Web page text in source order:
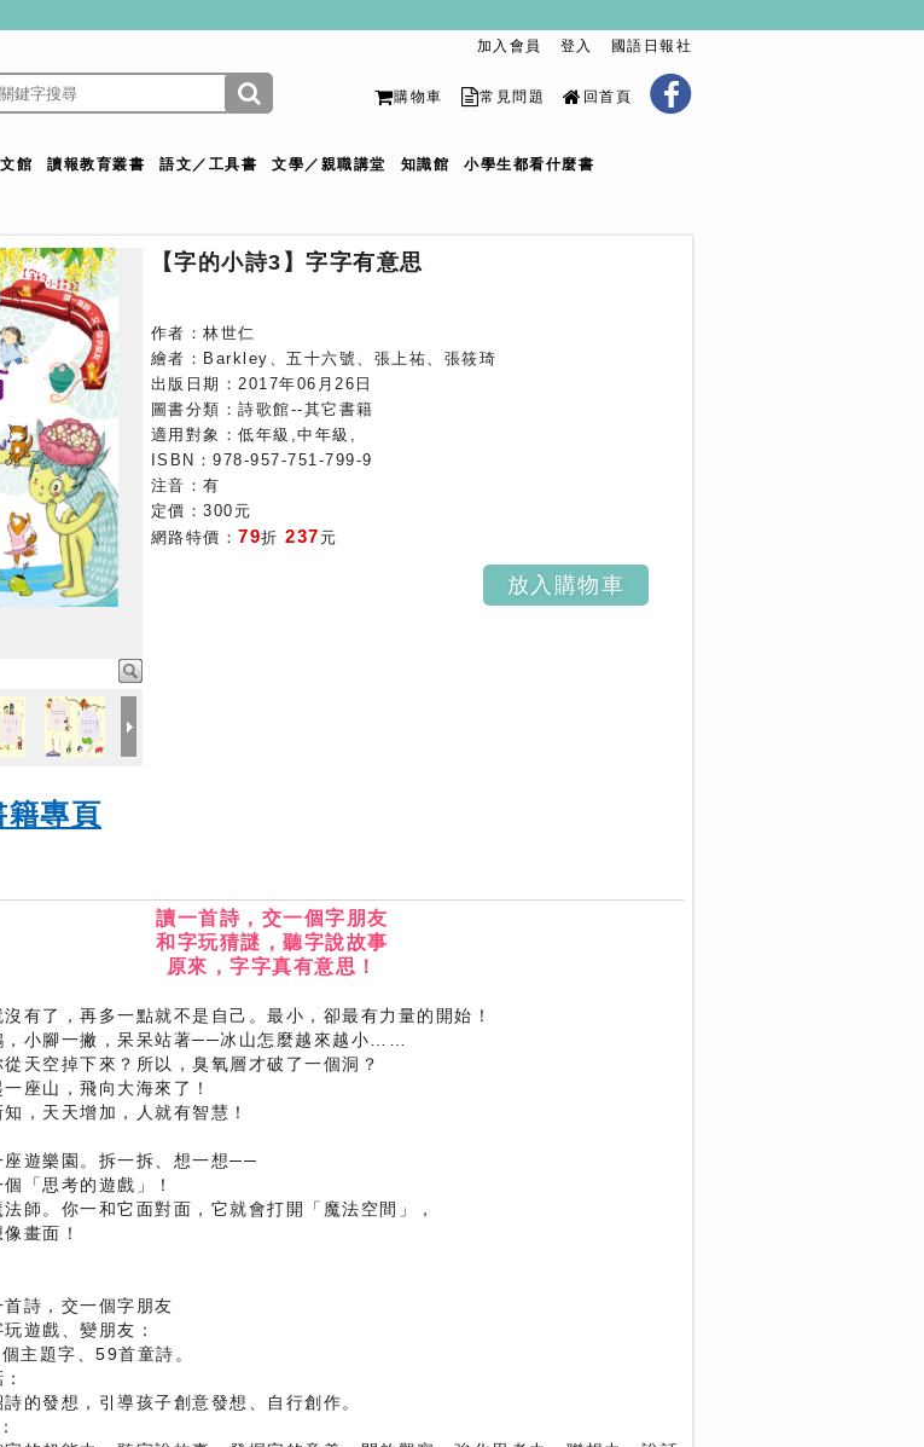
加入會員 登入 國語日報社
購物車 常見問題 回首頁
館 讀報教育叢書 語文／工具書 文學／親職講堂 知識館 小學生都看什麼書
【字的小詩3】字字有意思
作者：林世仁
繪者：Barkley、五十六號、張上祐、張筱琦
出版日期：2017年06月26日
圖書分類：詩歌館--其它書籍
適用對象：低年級,中年級,
ISBN：978-957-751-799-9
注音：有
定價：300元
網路特價：79折237 元
放入購物車
籍專頁
讀一首詩，交一個字朋友
和字玩猜謎，聽字說故事
原來，字字真有意思！
沒有了，再多一點就不是自己。最小，卻最有力量的開始！
，小腳一撇，呆呆站著──冰山怎麼越來越小……
從天空掉下來？所以，臭氧層才破了一個洞？
一座山，飛向大海來了！
知，天天增加，人就有智慧！
座遊樂園。拆一拆、想一想──
「思考的遊戲」！
師。你一和它面對面，它就會打開「魔法空間」，
畫面！
首詩，交一個字朋友
遊戲、變朋友：
主題字、59首童詩。
的發想，引導孩子創意發想、自行創作。